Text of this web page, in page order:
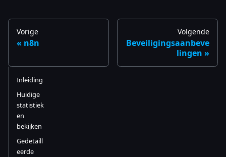
Vorige
n8n
Volgende
Beveiligingsaanbeve
lingen
Inleiding
Huidige
statistiek
en
bekijken
Gedetaill
eerde